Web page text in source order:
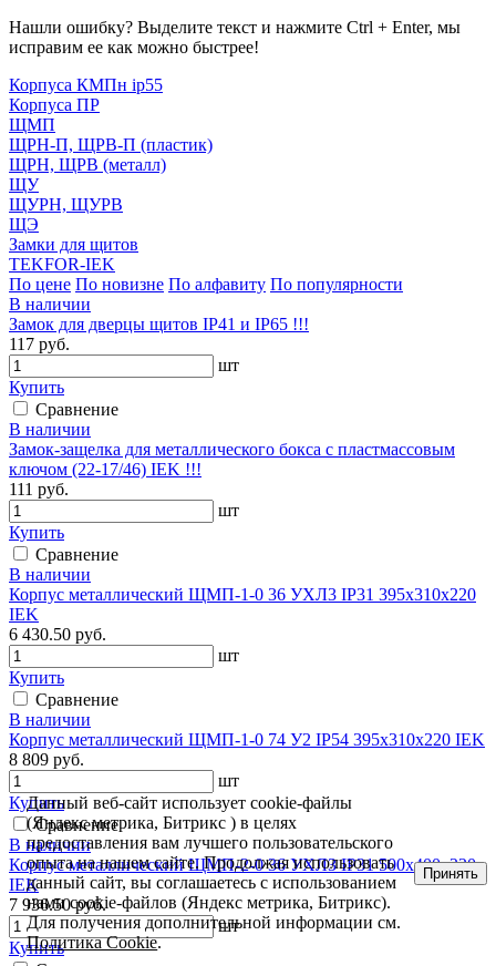
Нашли ошибку? Выделите текст и нажмите Ctrl + Enter, мы
исправим ее как можно быстрее!
Корпуса КМПн ip55
Корпуса ПР
ЩМП
ЩРН-П, ЩРВ-П (пластик)
ЩРН, ЩРВ (металл)
ЩУ
ЩУРН, ЩУРВ
ЩЭ
Замки для щитов
TEKFOR-IEK
По цене По новизне По алфавиту По популярности
В наличии
Замок для дверцы щитов IP41 и IP65 !!!
117 руб.
шт
Купить
Сравнение
В наличии
Замок-защелка для металлического бокса с пластмассовым
ключом (22-17/46) IEK !!!
111 руб.
шт
Купить
Сравнение
В наличии
Корпус металлический ЩМП-1-0 36 УХЛ3 IP31 395х310х220
IEK
6 430.50 руб.
шт
Купить
Сравнение
В наличии
Корпус металлический ЩМП-1-0 74 У2 IP54 395х310х220 IEK
8 809 руб.
шт
Купить
Сравнение
В наличии
Корпус металлический ЩМП-2-0 36 УХЛЗ IP31 500х400х220
IEK
7 936.50 руб.
шт
Купить
Данный веб-сайт использует cookie-файлы
(Яндекс метрика, Битрикс ) в целях
предоставления вам лучшего пользовательского
опыта на нашем сайте. Продолжая использовать
данный сайт, вы соглашаетесь с использованием
нами cookie-файлов (Яндекс метрика, Битрикс).
Для получения дополнительной информации см.
Политика Cookie.
Принять